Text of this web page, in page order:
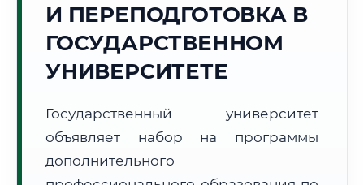
2026 г.
Погода в г. Рустави:🌤️ +22°C,Преимущественно ясно
🌅 Восход:06:01
📍 Региональная справка
Субъект:
Тел. код:
+995 (341)
И ПЕРЕПОДГОТОВКА В
ГОСУДАРСТВЕННОМ
УНИВЕРСИТЕТЕ
Государственный университет
объявляет набор на программы
дополнительного